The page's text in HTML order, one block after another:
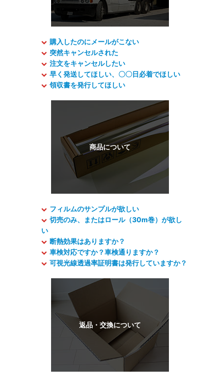
購入したのにメールがこない
突然キャンセルされた
注文をキャンセルしたい
早く発送してほしい、〇〇日必着でほしい
領収書を発行してほしい
フィルムのサンプルが欲しい
切売のみ、またはロール（30m巻）が欲し
い
断熱効果はありますか？
車検対応ですか？車検通りますか？
可視光線透過率証明書は発行していますか？